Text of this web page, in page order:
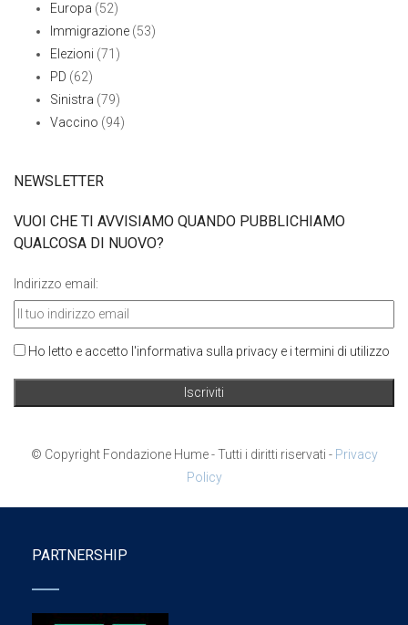
Europa (52)
Immigrazione (53)
Elezioni (71)
PD (62)
Sinistra (79)
Vaccino (94)
NEWSLETTER
VUOI CHE TI AVVISIAMO QUANDO PUBBLICHIAMO
QUALCOSA DI NUOVO?
Indirizzo email:
Ho letto e accetto l'informativa sulla privacy e i termini di utilizzo
© Copyright Fondazione Hume - Tutti i diritti riservati - Privacy
Policy
PARTNERSHIP